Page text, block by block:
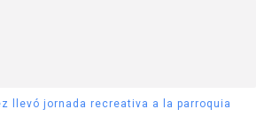
llevó jornada recreativa a la parroquia